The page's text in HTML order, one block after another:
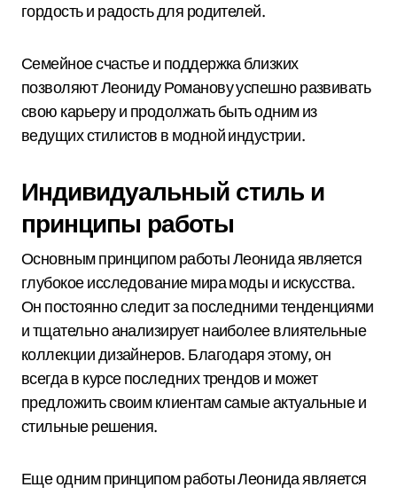
гордость и радость для родителей.
Семейное счастье и поддержка близких
позволяют Леониду Романову успешно развивать
свою карьеру и продолжать быть одним из
ведущих стилистов в модной индустрии.
Индивидуальный стиль и
принципы работы
Основным принципом работы Леонида является
глубокое исследование мира моды и искусства.
Он постоянно следит за последними тенденциями
и тщательно анализирует наиболее влиятельные
коллекции дизайнеров. Благодаря этому, он
всегда в курсе последних трендов и может
предложить своим клиентам самые актуальные и
стильные решения.
Еще одним принципом работы Леонида является